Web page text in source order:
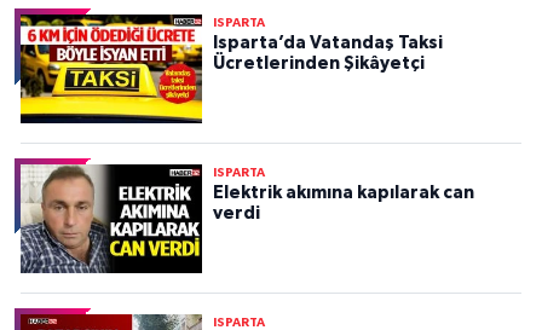
ISPARTA
Isparta’da Vatandaş Taksi
Ücretlerinden Şikâyetçi
ISPARTA
Elektrik akımına kapılarak can
verdi
ISPARTA